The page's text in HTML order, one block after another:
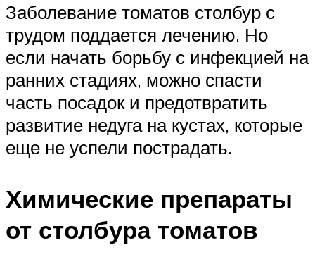
Заболевание томатов столбур с
трудом поддается лечению. Но
если начать борьбу с инфекцией на
ранних стадиях, можно спасти
часть посадок и предотвратить
развитие недуга на кустах, которые
еще не успели пострадать.
Химические препараты
от столбура томатов